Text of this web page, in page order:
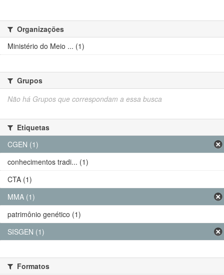
Organizações
Ministério do Meio ... (1)
Grupos
Não há Grupos que correspondam a essa busca
Etiquetas
CGEN (1)
conhecimentos tradi... (1)
CTA (1)
MMA (1)
patrimônio genético (1)
SISGEN (1)
Formatos